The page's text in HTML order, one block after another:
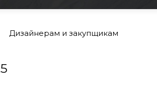
Дизайнерам и закупщикам